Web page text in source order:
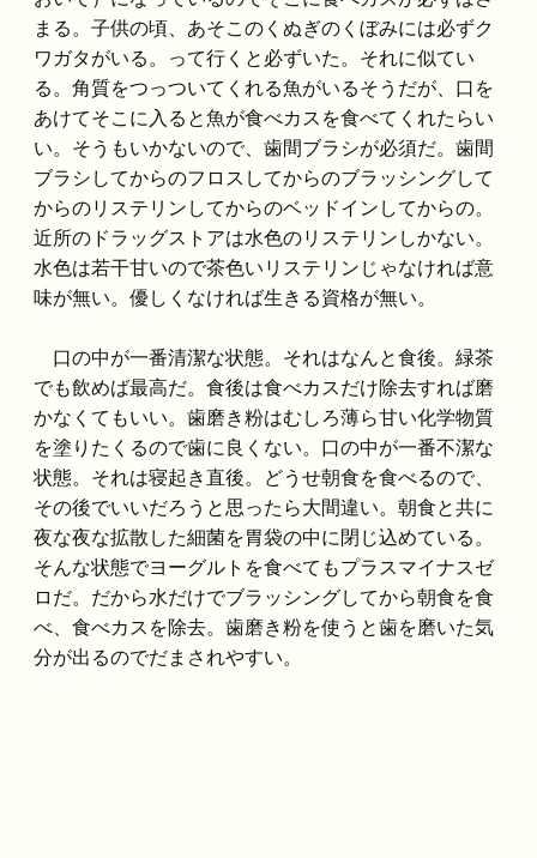
まる。子供の頃、あそこのくぬぎのくぼみには必ずク
ワガタがいる。って行くと必ずいた。それに似てい
る。角質をつっついてくれる魚がいるそうだが、口を
あけてそこに入ると魚が食べカスを食べてくれたらい
い。そうもいかないので、歯間ブラシが必須だ。歯間
ブラシしてからのフロスしてからのブラッシングして
からのリステリンしてからのベッドインしてからの。
近所のドラッグストアは水色のリステリンしかない。
水色は若干甘いので茶色いリステリンじゃなければ意
味が無い。優しくなければ生きる資格が無い。
口の中が一番清潔な状態。それはなんと食後。緑茶
でも飲めば最高だ。食後は食べカスだけ除去すれば磨
かなくてもいい。歯磨き粉はむしろ薄ら甘い化学物質
を塗りたくるので歯に良くない。口の中が一番不潔な
状態。それは寝起き直後。どうせ朝食を食べるので、
その後でいいだろうと思ったら大間違い。朝食と共に
夜な夜な拡散した細菌を胃袋の中に閉じ込めている。
そんな状態でヨーグルトを食べてもプラスマイナスゼ
ロだ。だから水だけでブラッシングしてから朝食を食
べ、食べカスを除去。歯磨き粉を使うと歯を磨いた気
分が出るのでだまされやすい。